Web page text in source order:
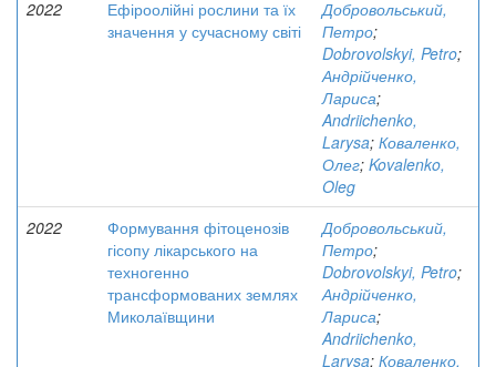
2022
Ефіроолійні рослини та їх
значення у сучасному світі
Добровольський,
Петро;
Dobrovolskyi, Petro;
Андрійченко,
Лариса;
Andriichenko,
Larysa; Коваленко,
Олег; Kovalenko,
Oleg
2022
Формування фітоценозів
гісопу лікарського на
техногенно
трансформованих землях
Миколаївщини
Добровольський,
Петро;
Dobrovolskyi, Petro;
Андрійченко,
Лариса;
Andriichenko,
Larysa; Коваленко,